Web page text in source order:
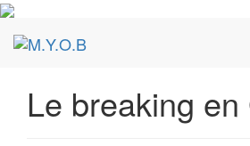
Le breaking